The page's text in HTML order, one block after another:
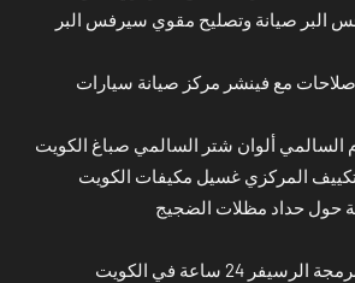
البر صيانة وتصليح مقوي سيرفس البر
مع فينشر مركز صيانة سيارات
السالمي ألوان شتر السالمي صباغ الكويت
المركزي غسيل مكيفات الكويت
حول حداد مظلات الضجيج
24 ساعة في الكويت